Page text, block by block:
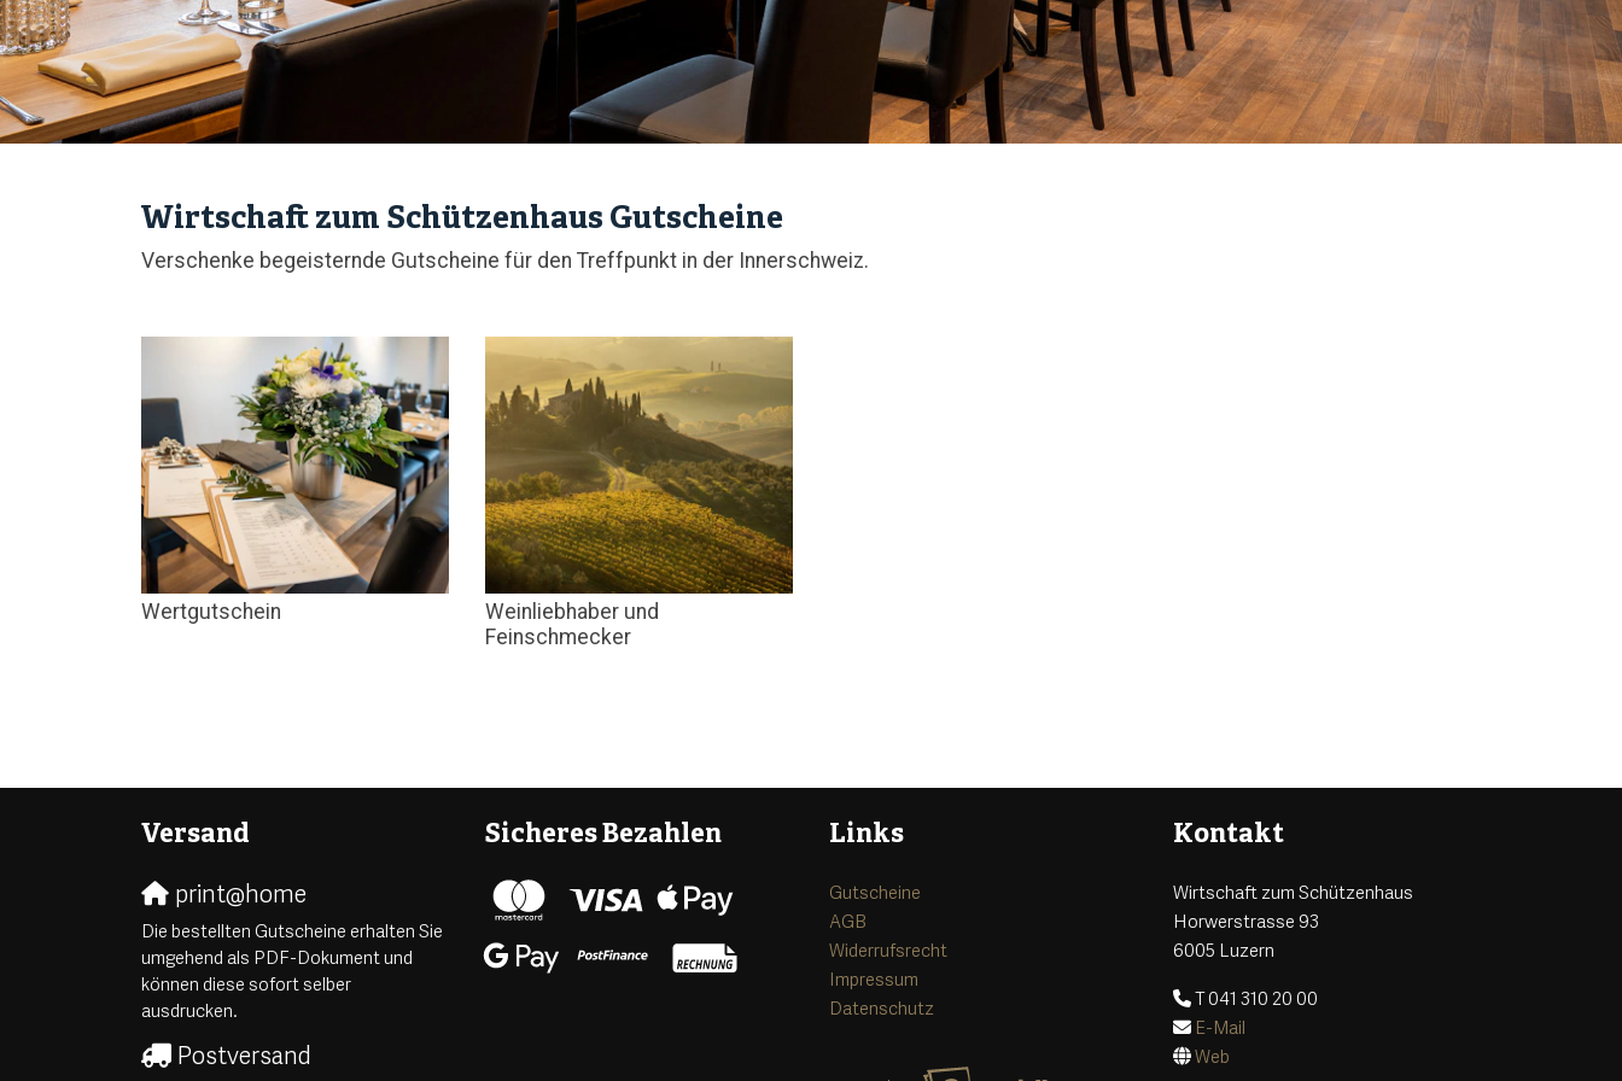
Wirtschaft zum Schützenhaus Gutscheine
Verschenke begeisternde Gutscheine für den Treffpunkt in der Innerschweiz.
Wertgutschein
Weinliebhaber und
Feinschmecker
Versand
print@home
Die bestellten Gutscheine erhalten Sie
umgehend als PDF-Dokument und
können diese sofort selber
ausdrucken.
Postversand
Sicheres Bezahlen Links
Gutscheine
AGB
Widerrufsrecht
Impressum
Datenschutz
Kontakt
Wirtschaft zum Schützenhaus
Horwerstrasse 93
6005 Luzern
T 041 310 20 00
E-Mail
Web